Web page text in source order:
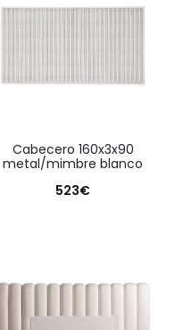
cabecero 160x3x90
metal/mimbre blanco
523€